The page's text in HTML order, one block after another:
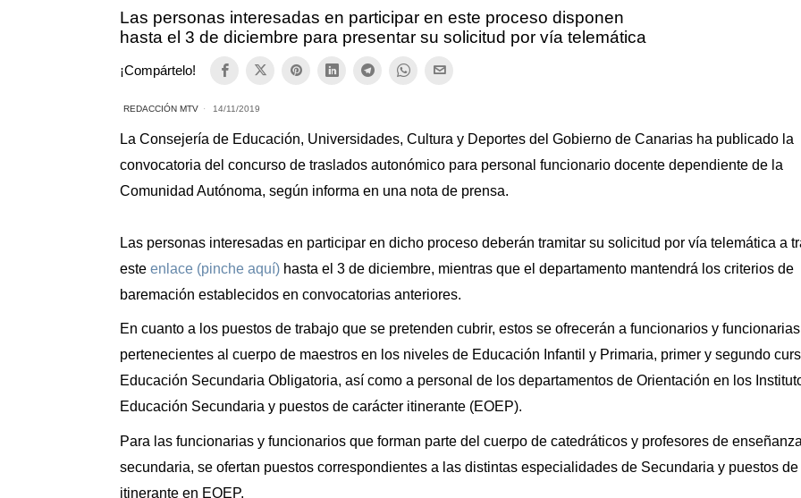
Las personas interesadas en participar en este proceso disponen
hasta el 3 de diciembre para presentar su solicitud por vía telemática
¡Compártelo!
REDACCIÓN MTV 14/11/2019
La Consejería de Educación, Universidades, Cultura y Deportes del Gobierno de Canarias ha publicado la
convocatoria del concurso de traslados autonómico para personal funcionario docente dependiente de la
Comunidad Autónoma, según informa en una nota de prensa.
Las personas interesadas en participar en dicho proceso deberán tramitar su solicitud por vía telemática a
esteenlace (pinche aquí) hasta el 3 de diciembre, mientras que el departamento mantendrá los criterios de
baremación establecidos en convocatorias anteriores.
En cuanto a los puestos de trabajo que se pretenden cubrir, estos se ofrecerán afuncionarios y funcionarias
pertenecientes al cuerpo de maestros en los niveles de Educación Infantil y Primaria, primer y segundo
Educación Secundaria Obligatoria, así como a personal de los departamentos de Orientación en los
Educación Secundaria y puestos de carácter itinerante (EOEP).
Para las funcionarias y funcionarios que forman parte del cuerpo de catedráticos y profesores de enseñanza
secundaria, se ofertan puestos correspondientes a las distintas especialidades de Secundaria y puestos de
itinerante en EOEP.